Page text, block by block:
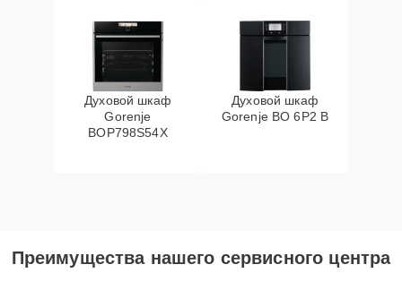
Духовой шкаф
Gorenje
BOP798S54X
Духовой шкаф
Gorenje BO 6P2 B
Преимущества нашего сервисного центра